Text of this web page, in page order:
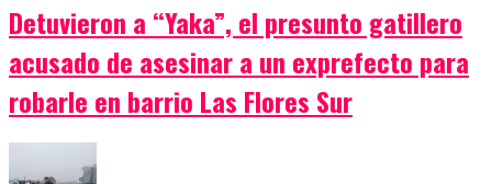
Detuvieron a “Yaka”, el presunto gatillero
acusado de asesinar a un exprefecto para
robarle en barrio Las Flores Sur